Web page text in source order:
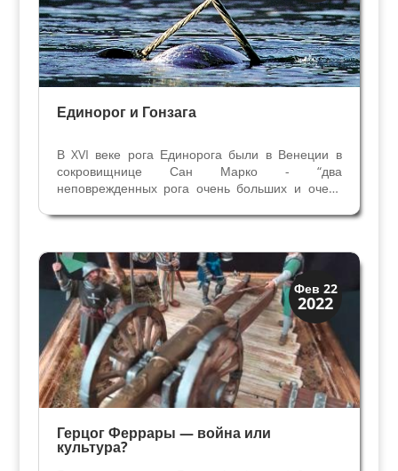
Единорог и Гонзага
В XVI веке рога Единорога были в Венеции в
сокровищнице Сан Марко - “два
неповрежденных рога очень больших и очень
короля Польши Сигизмунда II Августа -
два спиральных рога, каждый...
Фев 22
2022
Искусство
Коллекции знати
Герцог Феррары — война или
культура?